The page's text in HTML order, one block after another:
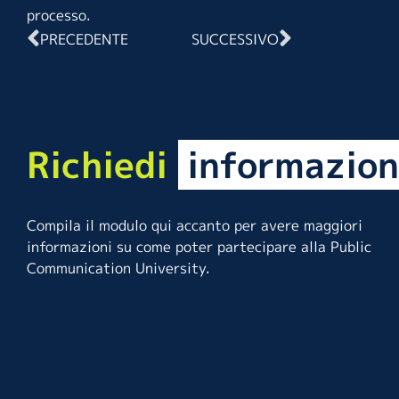
processo.
PRECEDENTE
SUCCESSIVO
Richiedi
Compila il modulo qui accanto per avere maggiori
informazioni su come poter partecipare alla Public
Communication University.